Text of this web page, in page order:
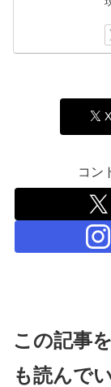
X
コン
この記事
も読んで